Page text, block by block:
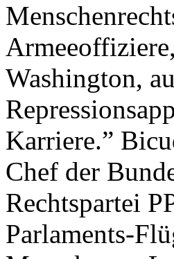
Washington,
Karriere.”
Chef der
Rechtspartei
Parlaments-